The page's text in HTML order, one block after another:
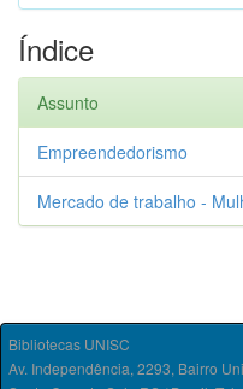
Índice
Assunto
Empreendedorismo
Mercado de trabalho -
Bibliotecas UNISC
Av. Independência, 2293, Bairro